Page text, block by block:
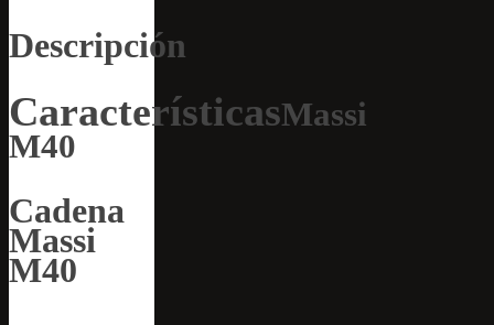
Descripción
CaracterísticasMassi
M40
Cadena
Massi
M40